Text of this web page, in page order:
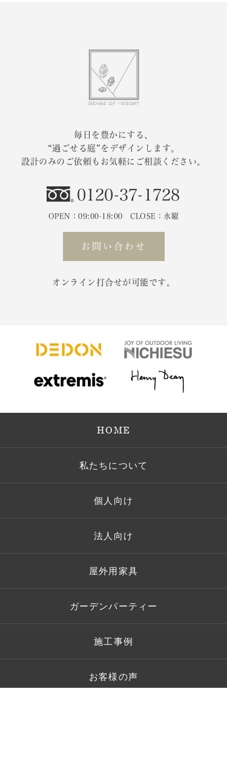
毎日を豊かにする、
“過ごせる庭”をデザインします。
設計のみのご依頼もお気軽にご相談ください。
0120-37-1728
OPEN：09:00-18:00 CLOSE：水曜
お問い合わせ
オンライン打合せが可能です。
HOME
私たちについて
個人向け
法人向け
屋外用家具
ガーデンパーティー
施工事例
お客様の声